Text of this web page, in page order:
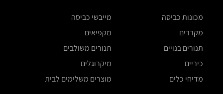
מכונות כביסה
מייבשי כביסה
מקררים
מקפיאים
תנורים בנויים
תנורים משולבים
כיריים
מיקרוגלים
מדיחי כלים
מוצרים משלימים לבית